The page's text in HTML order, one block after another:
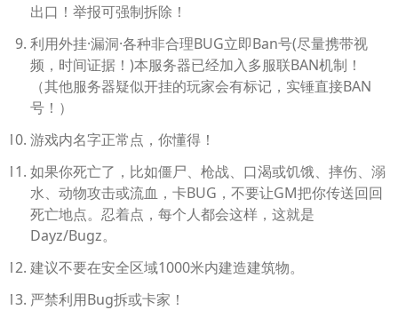
出口！举报可强制拆除！
利用外挂·漏洞·各种非合理BUG立即Ban号(尽量携带视
频，时间证据！)本服务器已经加入多服联BAN机制！
（其他服务器疑似开挂的玩家会有标记，实锤直接BAN
号！）
游戏内名字正常点，你懂得！
如果你死亡了，比如僵尸、枪战、口渴或饥饿、摔伤、溺
水、动物攻击或流血，卡BUG，不要让GM把你传送回回
死亡地点。忍着点，每个人都会这样，这就是
Dayz/Bugz。
建议不要在安全区域1000米内建造建筑物。
严禁利用Bug拆或卡家！